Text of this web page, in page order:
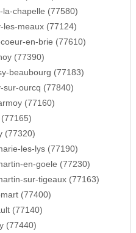
la-chapelle (77580)
les-meaux (77124)
en-brie (77610)
(77390)
beaubourg (77183)
sur-ourcq (77840)
(77160)
(77320)
les-lys (77190)
en-goele (77230)
sur-tigeaux (77163)
(77400)
(77140)
(77440)